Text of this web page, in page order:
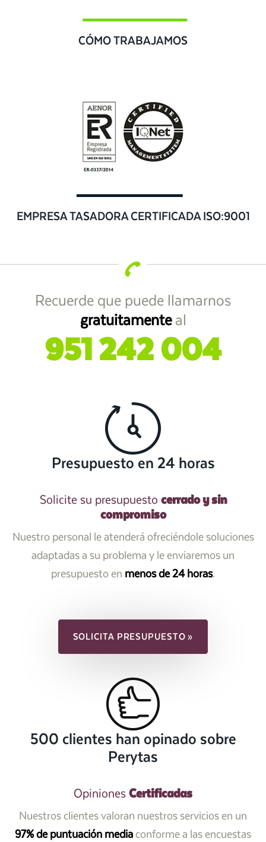
CÓMO TRABAJAMOS
EMPRESA TASADORA CERTIFICADA ISO:9001
Recuerde que puede llamarnos
gratuitamenteal
951 242 004
Presupuesto en 24 horas
Solicite su presupuesto cerrado y sin
compromiso
Nuestro personal le atenderá ofreciéndole soluciones
adaptadas a su problema y le enviaremos un
presupuesto en menos de 24 horas.
SOLICITA PRESUPUESTO »
500 clientes han opinado sobre
Perytas
Opiniones Certificadas
Nuestros clientes valoran nuestros servicios en un
97% de puntuación mediaconforme a las encuestas